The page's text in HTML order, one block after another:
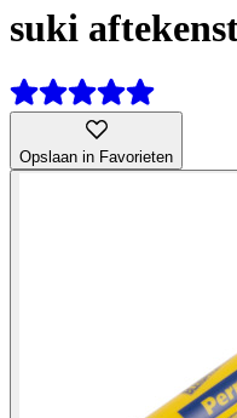
suki
Opslaan in Favorieten